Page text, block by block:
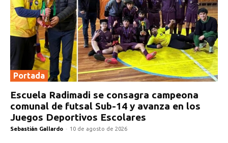
Portada
Escuela Radimadi se consagra campeona
comunal de futsal Sub-14 y avanza en los
Juegos Deportivos Escolares
Sebastián Gallardo - 10 de agosto de 2026